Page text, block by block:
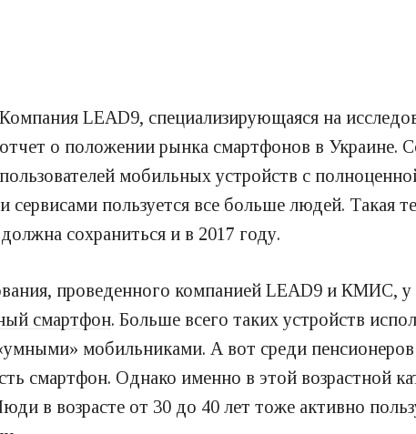
Компания LEAD9, специализирующаяся на
отчет о положении рынка смартфонов в Украине.
пользователей мобильных устройств с
пользуется все больше людей. Такая
сохраниться и в 2017 году.
проведенного компанией LEAD9 и КМИС,
смартфон. Больше всего таких устройств
«умными» мобильниками. А вот среди
смартфон. Однако именно в этой возрастной
в возрасте от 30 до 40 лет тоже активно